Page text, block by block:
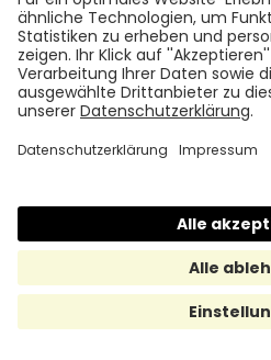
Stärken und
Deutschland
Anpassungen oder
identifizieren. Es ist
durchgeführt werden,
den Mindestlohn
weiterzuentwickeln.
Diskussion und